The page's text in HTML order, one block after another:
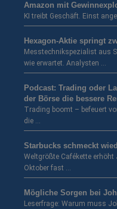
Amazon mit
KI treibt Geschäft. Einst
Hexagon-Aktie springt
Messtechnikspezialist aus
wie erwartet. Analysten …
Podcast: Trading oder
der Börse die bessere
Trading boomt – befeuert
die …
Starbucks schmeckt
Weltgrößte Cafékette
Oktober fast …
Mögliche Sorgen bei
Leserfrage: Warum muss